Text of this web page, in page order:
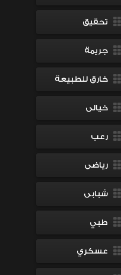
تحقيق
جريمة
خارق للطبيعة
خيالى
رعب
رياضى
شبابى
طبي
عسكري